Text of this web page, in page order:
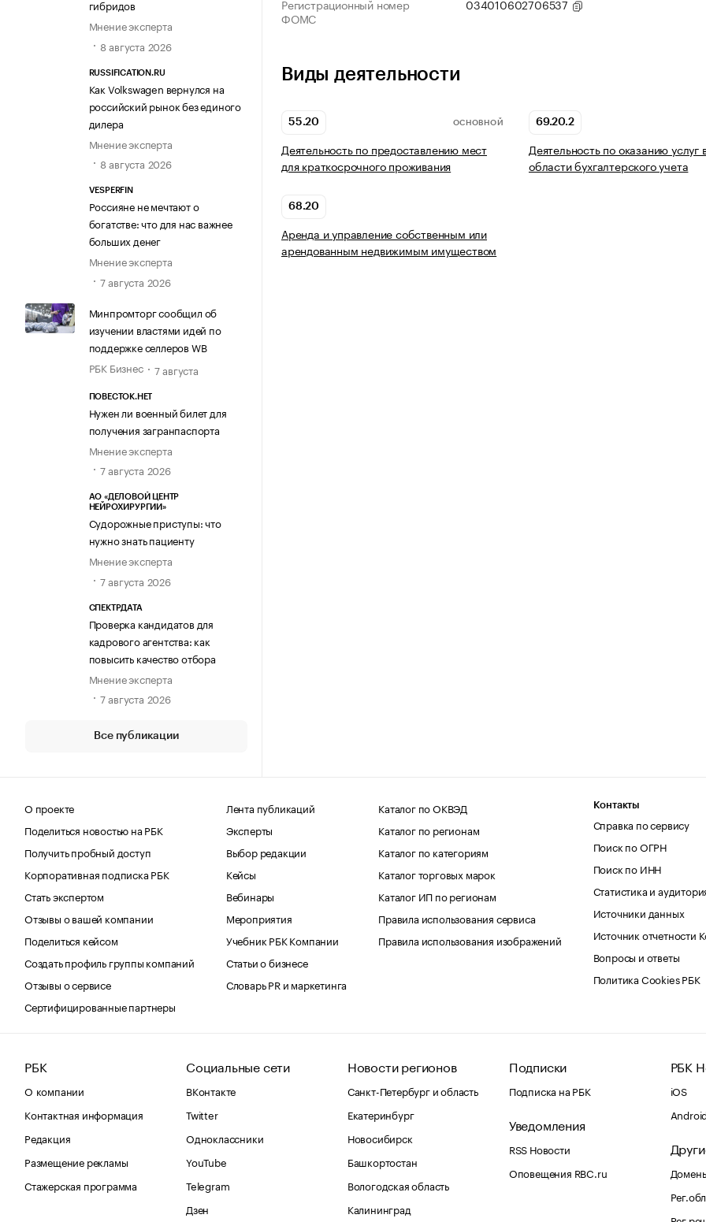
гибридов
Мнение эксперта
8 августа 2026
RUSSIFICATION.RU
Как Volkswagen вернулся на
российский рынок без единого
дилера
Мнение эксперта
8 августа 2026
VESPERFIN
Россияне не мечтают о
богатстве: что для нас важнее
больших денег
Мнение эксперта
7 августа 2026
Минпромторг сообщил об
изучении властями идей по
поддержке селлеров WB
РБК Бизнес
7 августа
ПОВЕСТОК.НЕТ
Нужен ли военный билет для
получения загранпаспорта
Мнение эксперта
7 августа 2026
АО «ДЕЛОВОЙ ЦЕНТР
НЕЙРОХИРУРГИИ»
Судорожные приступы: что
нужно знать пациенту
Мнение эксперта
7 августа 2026
СПЕКТРДАТА
Проверка кандидатов для
кадрового агентства: как
повысить качество отбора
Мнение эксперта
7 августа 2026
Все публикации
Регистрационный номер
ФОМС
034010602706537
Виды деятельности
55.20 ОСНОВНОЙ
Деятельность по предоставлению мест
для краткосрочного проживания
69.20.2
Деятельность по оказанию услуг
области бухгалтерского учета
68.20
Аренда и управление собственным или
арендованным недвижимым имуществом
О проекте
Поделиться новостью на РБК
Получить пробный доступ
Корпоративная подписка РБК
Стать экспертом
Отзывы о вашей компании
Поделиться кейсом
Создать профиль группы компаний
Отзывы о сервисе
Сертифицированные партнеры
Лента публикаций
Эксперты
Выбор редакции
Кейсы
Вебинары
Мероприятия
Учебник РБК Компании
Статьи о бизнесе
Словарь PR и маркетинга
Каталог по ОКВЭД
Каталог по регионам
Каталог по категориям
Каталог торговых марок
Каталог ИП по регионам
Правила использования сервиса
Правила использования изображений
Контакты
Справка по сервису
Поиск по ОГРН
Поиск по ИНН
Статистика и
Источники данных
Источник отчетности
Вопросы и ответы
Политика Cookies РБК
РБК
О компании
Контактная информация
Редакция
Размещение рекламы
Стажерская программа
Социальные сети
ВКонтакте
Twitter
Одноклассники
YouTube
Telegram
Дзен
Новости регионов
Санкт-Петербург и область
Екатеринбург
Новосибирск
Башкортостан
Вологодская область
Калининград
Подписки
Подписка на РБК
Уведомления
RSS Новости
Оповещения RBC.ru
РБК
iOS